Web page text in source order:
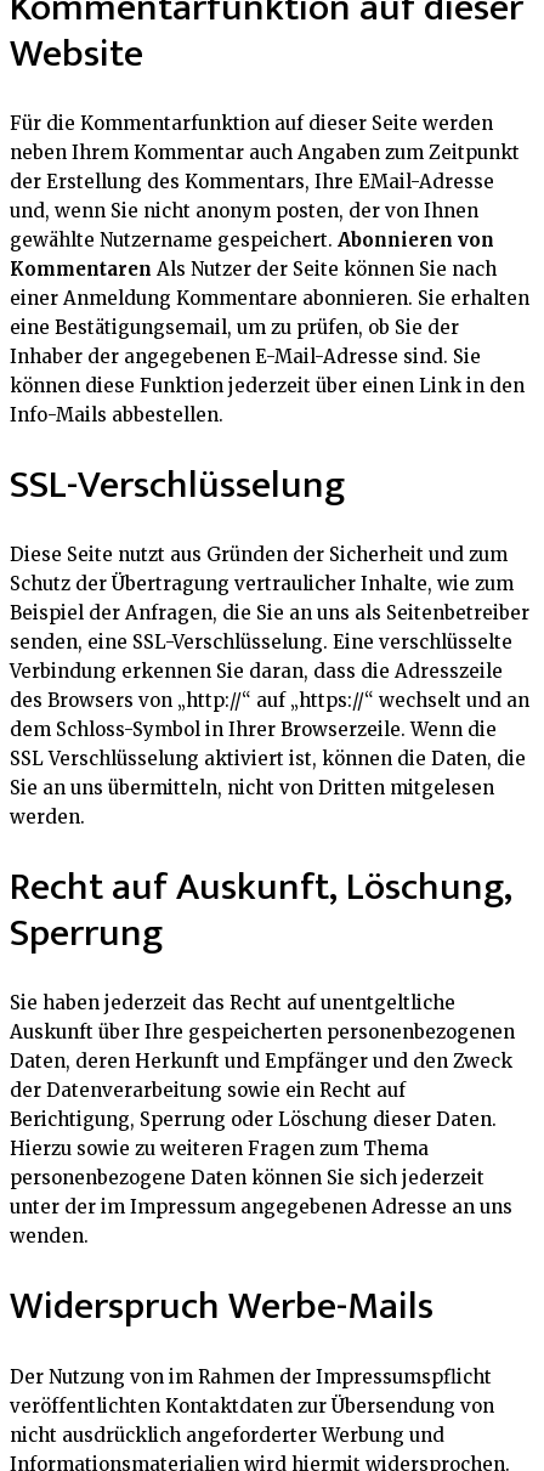
Website
Für die Kommentarfunktion auf dieser Seite werden
neben Ihrem Kommentar auch Angaben zum Zeitpunkt
der Erstellung des Kommentars, Ihre EMail-Adresse
und, wenn Sie nicht anonym posten, der von Ihnen
gewählte Nutzername gespeichert. Abonnieren von
Kommentaren Als Nutzer der Seite können Sie nach
einer Anmeldung Kommentare abonnieren. Sie erhalten
eine Bestätigungsemail, um zu prüfen, ob Sie der
Inhaber der angegebenen E-Mail-Adresse sind. Sie
können diese Funktion jederzeit über einen Link in den
Info-Mails abbestellen.
SSL-Verschlüsselung
Diese Seite nutzt aus Gründen der Sicherheit und zum
Schutz der Übertragung vertraulicher Inhalte, wie zum
Beispiel der Anfragen, die Sie an uns als Seitenbetreiber
senden, eine SSL-Verschlüsselung. Eine verschlüsselte
Verbindung erkennen Sie daran, dass die Adresszeile
des Browsers von „http://“ auf „https://“ wechselt und an
dem Schloss-Symbol in Ihrer Browserzeile. Wenn die
SSL Verschlüsselung aktiviert ist, können die Daten, die
Sie an uns übermitteln, nicht von Dritten mitgelesen
werden.
Recht auf Auskunft, Löschung,
Sperrung
Sie haben jederzeit das Recht auf unentgeltliche
Auskunft über Ihre gespeicherten personenbezogenen
Daten, deren Herkunft und Empfänger und den Zweck
der Datenverarbeitung sowie ein Recht auf
Berichtigung, Sperrung oder Löschung dieser Daten.
Hierzu sowie zu weiteren Fragen zum Thema
personenbezogene Daten können Sie sich jederzeit
unter der im Impressum angegebenen Adresse an uns
wenden.
Widerspruch Werbe-Mails
Der Nutzung von im Rahmen der Impressumspflicht
veröffentlichten Kontaktdaten zur Übersendung von
nicht ausdrücklich angeforderter Werbung und
Informationsmaterialien wird hiermit widersprochen.